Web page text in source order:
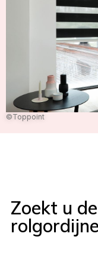
©Toppoint
Zoekt u